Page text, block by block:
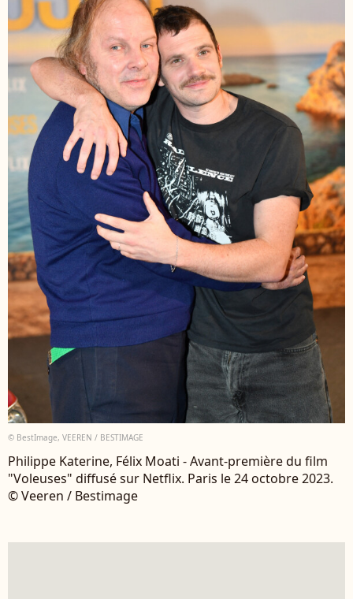
© BestImage, VEEREN / BESTIMAGE
Philippe Katerine, Félix Moati - Avant-première du film
"Voleuses" diffusé sur Netflix. Paris le 24 octobre 2023.
© Veeren / Bestimage